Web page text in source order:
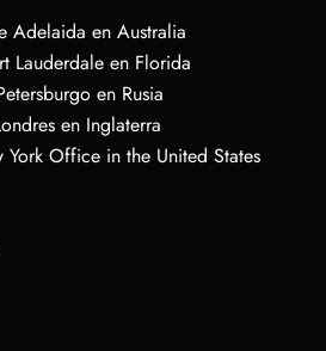
Adelaida en Australia
Lauderdale en Florida
en Rusia
en Inglaterra
Office in the United States